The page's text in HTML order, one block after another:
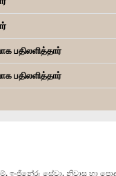
பதிலளித்தார்
பதிலளித்தார்
ඉංජිනේරු සේවා, නිවාස හා